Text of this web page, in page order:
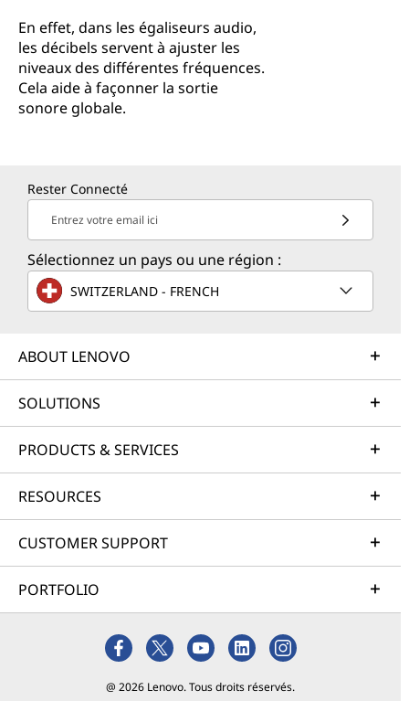
En effet, dans les égaliseurs audio,
les décibels servent à ajuster les
niveaux des différentes fréquences.
Cela aide à façonner la sortie
sonore globale.
Rester Connecté
Entrez votre email ici
Sélectionnez un pays ou une région :
SWITZERLAND - FRENCH
ABOUT LENOVO
SOLUTIONS
PRODUCTS & SERVICES
RESOURCES
CUSTOMER SUPPORT
PORTFOLIO
@ 2026 Lenovo. Tous droits réservés.